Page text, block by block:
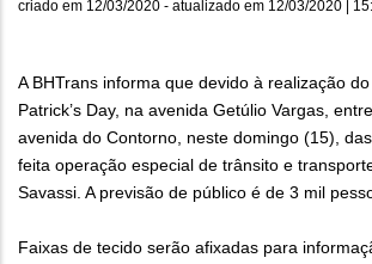
criado em 12/03/2020 - atualizado em 12/03/2020 |
A BHTrans informa que devido à realização
Patrick’s Day, na avenida Getúlio Vargas,
avenida do Contorno, neste domingo (15),
feita operação especial de trânsito e
Savassi. A previsão de público é de 3 mil
Faixas de tecido serão afixadas para